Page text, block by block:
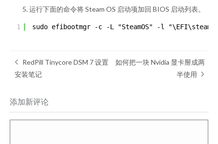
运行下面的命令将 Steam OS 启动项加回 BIOS 启动列表。
1 sudo efibootmgr -c -L "SteamOS" -l
RedPill Tinycore DSM 7 设置
安装笔记
如何把一块 Nvidia 显卡掰成两
半使用
添加新评论